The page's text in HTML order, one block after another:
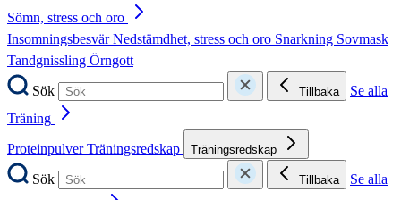
Sömn, stress och oro
InsomningsbesvärNedstämdhet, stress och oro Snarkning Sovmask
Tandgnissling Örngott
Sök
Tillbaka
Se alla
Träning
ProteinpulverTräningsredskap Träningsredskap
Sök Tillbaka
Se alla